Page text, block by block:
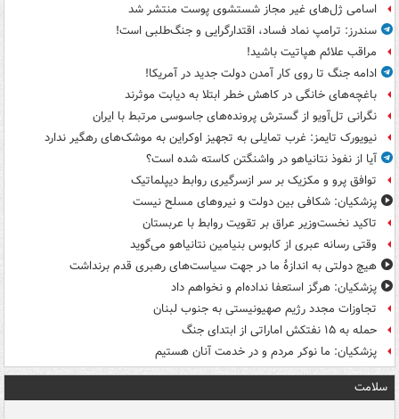
اسامی ژل‌های غیر مجاز شستشوی پوست منتشر شد
سندرز: ترامپ نماد فساد، اقتدارگرایی و جنگ‌طلبی است!
مراقب علائم هپاتیت باشید!
ادامه جنگ تا روی کار آمدن دولت جدید در آمریکا!
باغچه‌های خانگی در کاهش خطر ابتلا به دیابت موثرند
نگرانی تل‌آویو از گسترش پرونده‌های جاسوسی مرتبط با ایران
نیویورک تایمز: غرب تمایلی به تجهیز اوکراین به موشک‌های رهگیر ندارد
آیا از نفوذ نتانیاهو در واشنگتن کاسته شده است؟
توافق پرو و مکزیک بر سر ازسرگیری روابط دیپلماتیک
پزشکیان: شکافی بین دولت و نیروهای مسلح نیست
تاکید نخست‌وزیر عراق بر تقویت روابط با عربستان
وقتی رسانه عبری از کابوس بنیامین نتانیاهو می‌گوید
هیچ دولتی به اندازۀ ما در جهت سیاست‌های رهبری قدم برنداشت
پزشکیان: هرگز استعفا نداده‌ام و نخواهم داد
تجاوزات مجدد رژیم صهیونیستی به جنوب لبنان
حمله به ۱۵ نفتکش‌ اماراتی از ابتدای جنگ
پزشکیان: ما نوکر مردم و در خدمت آنان هستیم
سلامت